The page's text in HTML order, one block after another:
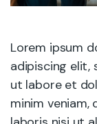
Lorem ipsum
adipiscing elit,
ut labore et
minim